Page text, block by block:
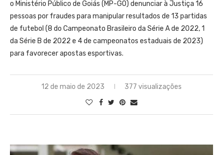
o Ministério Público de Goiás (MP-GO) denunciar à Justiça 16
pessoas por fraudes para manipular resultados de 13 partidas
de futebol (8 do Campeonato Brasileiro da Série A de 2022, 1
da Série B de 2022 e 4 de campeonatos estaduais de 2023)
para favorecer apostas esportivas.
12 de maio de 2023 377 visualizações